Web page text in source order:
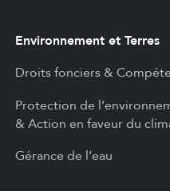
Environnement et Terres
Droits fonciers &
Protection de
& Action en faveur du
Gérance de l’eau